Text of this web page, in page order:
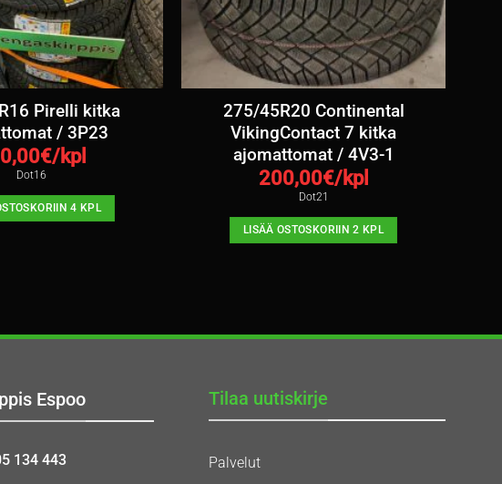
Pirelli kitka
/ 3P23
€/kpl
Dot16
4 KPL
275/45R20 Continental
VikingContact 7 kitka
ajomattomat / 4V3-1
200,00€/kpl
Dot21
LISÄÄ OSTOSKORIIN 2 KPL
Espoo
134 443
Tilaa uutiskirje
Palvelut